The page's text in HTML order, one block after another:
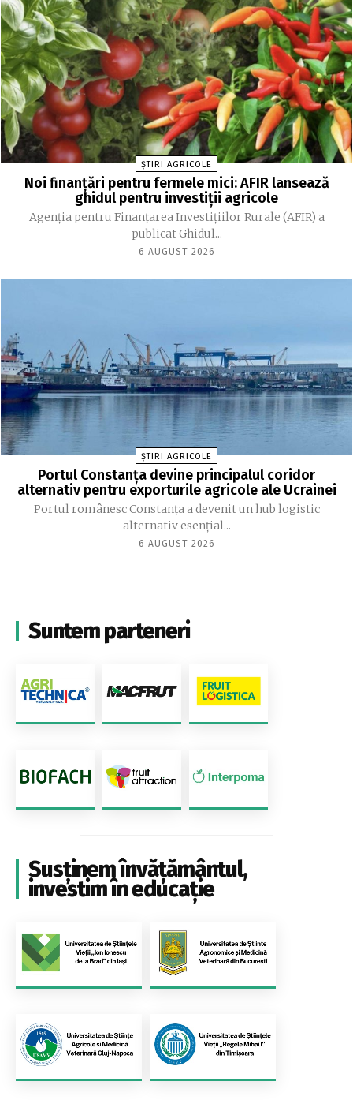
ȘTIRI AGRICOLE
Noi finanțări pentru fermele mici: AFIR lansează
ghidul pentru investiții agricole
Agenția pentru Finanțarea Investițiilor Rurale (AFIR) a
publicat Ghidul...
6 AUGUST 2026
ȘTIRI AGRICOLE
Portul Constanța devine principalul coridor
alternativ pentru exporturile agricole ale Ucrainei
Portul românesc Constanța a devenit un hub logistic
alternativ esențial...
6 AUGUST 2026
Suntem parteneri
Susținem învățământul,
investim în educație